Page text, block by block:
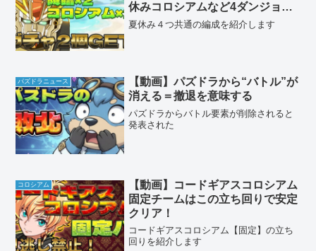
休みコロシアムなど4ダンジョン
のF91周回パ
夏休み４つ共通の編成を紹介します
パズドラニュース
【動画】パズドラから“バトル”が
消える＝撤退を意味する
パズドラからバトル要素が削除されると
発表された
コロシアム
【動画】コードギアスコロシアム
固定チームはこの立ち回りで安定
クリア！
コードギアスコロシアム【固定】の立ち
回りを紹介します